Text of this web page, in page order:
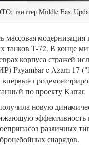
твиттер Middle East
массовая модернизация
танков Т-72. В конце
корпуса стражей
Payambar-e Azam-17
по проекту Karrar.
новую
эффективность
различных
снарядов.